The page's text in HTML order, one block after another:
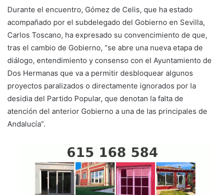
Durante el encuentro, Gómez de Celis, que ha estado
acompañado por el subdelegado del Gobierno en Sevilla,
Carlos Toscano, ha expresado su convencimiento de que,
tras el cambio de Gobierno, “se abre una nueva etapa de
diálogo, entendimiento y consenso con el Ayuntamiento de
Dos Hermanas que va a permitir desbloquear algunos
proyectos paralizados o directamente ignorados por la
desidia del Partido Popular, que denotan la falta de
atención del anterior Gobierno a una de las principales de
Andalucía”.